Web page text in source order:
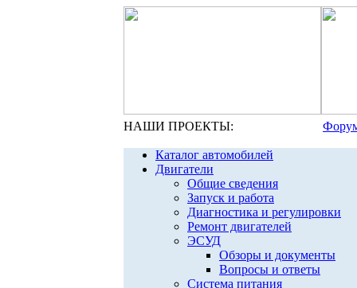
НАШИ ПРОЕКТЫ:
Каталог автомобилей
Двигатели
Общие сведения
Запуск и работа
Диагностика и регулировки
Ремонт двигателей
ЭСУД
Обзоры и документы
Вопросы и ответы
Система питания